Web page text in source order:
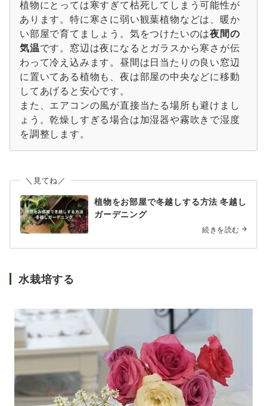
植物にとっては寒すぎて枯死してしまう可能性が
あります。特に寒さに弱い観葉植物などは、暖か
い部屋で育てましょう。気をつけたいのは夜間の
気温です。窓辺は夜になるとガラスから寒さが伝
わって冷え込みます。昼間は日当たりの良い窓辺
に置いてある植物も、夜は部屋の中央などに移動
してあげると安心です。
また、エアコンの風が直接当たる場所も避けまし
ょう。乾燥しすぎる場合は加湿器や霧吹きで湿度
を調整します。
＼見てね／
植物をお部屋で冬越しする方法 冬越し
ガーデニング
続きを読む
水栽培する